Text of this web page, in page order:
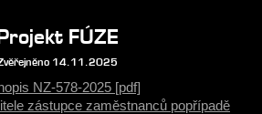
FÚZE
14.11.2025
NZ-578-2025 [pdf]
zástupce zaměstnanců popřípadě